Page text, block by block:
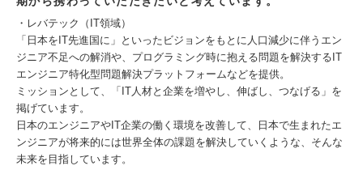
・レバテック（IT領域）
「日本をIT先進国に」といったビジョンをもとに人口減少に伴うエン
ジニア不足への解消や、プログラミング時に抱える問題を解決するIT
エンジニア特化型問題解決プラットフォームなどを提供。
ミッションとして、「IT人材と企業を増やし、伸ばし、つなげる」を
掲げています。
日本のエンジニアやIT企業の働く環境を改善して、日本で生まれたエ
ンジニアが将来的には世界全体の課題を解決していくような、そんな
未来を目指しています。